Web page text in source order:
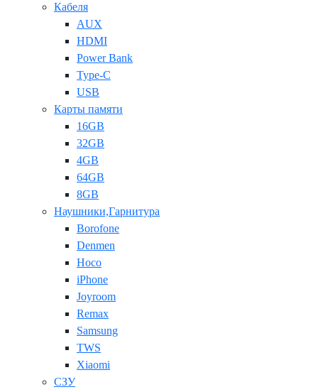
Кабеля
AUX
HDMI
Power Bank
Type-C
USB
Карты памяти
16GB
32GB
4GB
64GB
8GB
Наушники,Гарнитура
Borofone
Denmen
Hoco
iPhone
Joyroom
Remax
Samsung
TWS
Xiaomi
СЗУ